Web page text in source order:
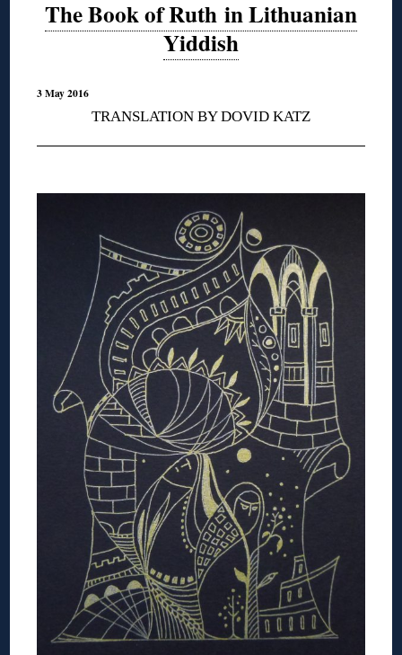
The Book of Ruth in Lithuanian
Yiddish
3 May 2016
TRANSLATION BY DOVID KATZ